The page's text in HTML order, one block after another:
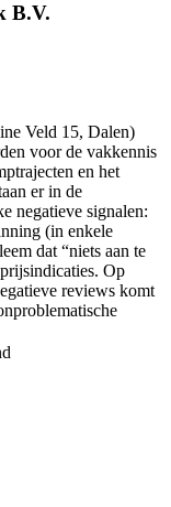
B.V.
Veld 15, Dalen)
voor de vakkennis
en het
er in de
negatieve signalen:
(in enkele
dat “niets aan te
Op
reviews komt